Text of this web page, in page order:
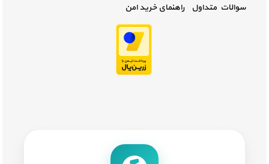
سوالات متداول
راهنمای خرید امن